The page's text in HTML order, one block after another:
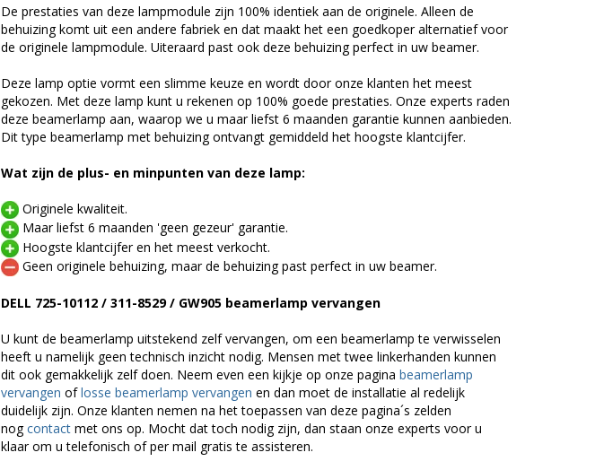
De prestaties van deze lampmodule zijn 100% identiek aan de originele. Alleen de
behuizing komt uit een andere fabriek en dat maakt het een goedkoper alternatief voor
de originele lampmodule. Uiteraard past ook deze behuizing perfect in uw beamer.
Deze lamp optie vormt een slimme keuze en wordt door onze klanten het meest
gekozen. Met deze lamp kunt u rekenen op 100% goede prestaties. Onze experts raden
deze beamerlamp aan, waarop we u maar liefst 6 maanden garantie kunnen aanbieden.
Dit type beamerlamp met behuizing ontvangt gemiddeld het hoogste klantcijfer.
Wat zijn de plus- en minpunten van deze lamp:
Originele kwaliteit.
Maar liefst 6 maanden 'geen gezeur' garantie.
Hoogste klantcijfer en het meest verkocht.
Geen originele behuizing, maar de behuizing past perfect in uw beamer.
DELL 725-10112 / 311-8529 / GW905 beamerlamp vervangen
U kunt de beamerlamp uitstekend zelf vervangen, om een beamerlamp te verwisselen
heeft u namelijk geen technisch inzicht nodig. Mensen met twee linkerhanden kunnen
dit ook gemakkelijk zelf doen. Neem even een kijkje op onze pagina beamerlamp
vervangen oflosse beamerlamp vervangen en dan moet de installatie al redelijk
duidelijk zijn. Onze klanten nemen na het toepassen van deze pagina´s zelden
nogcontact met ons op. Mocht dat toch nodig zijn, dan staan onze experts voor u
klaar om u telefonisch of per mail gratis te assisteren.